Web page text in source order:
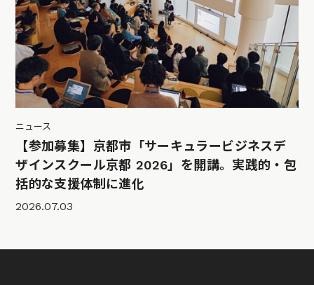
ニュース
【参加募集】京都市「サーキュラービジネスデ
ザインスクール京都 2026」を開講。実践的・包
括的な支援体制に進化
2026.07.03